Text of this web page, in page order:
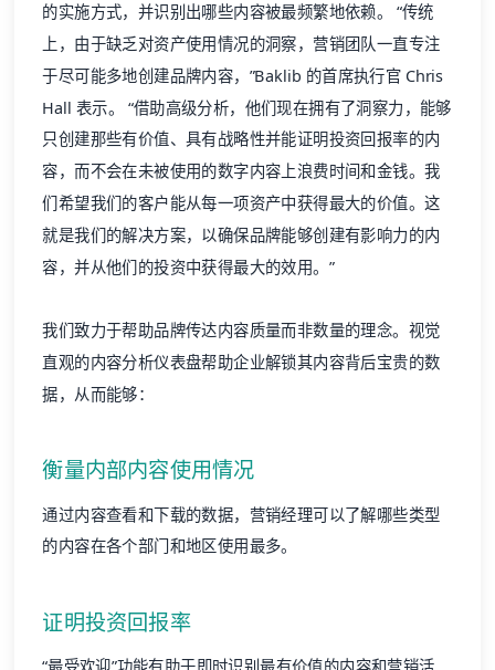
的实施方式，并识别出哪些内容被最频繁地依赖。 “传统
上，由于缺乏对资产使用情况的洞察，营销团队一直专注
于尽可能多地创建品牌内容，”Baklib 的首席执行官 Chris
Hall 表示。 “借助高级分析，他们现在拥有了洞察力，能够
只创建那些有价值、具有战略性并能证明投资回报率的内
容，而不会在未被使用的数字内容上浪费时间和金钱。我
们希望我们的客户能从每一项资产中获得最大的价值。这
就是我们的解决方案，以确保品牌能够创建有影响力的内
容，并从他们的投资中获得最大的效用。”
我们致力于帮助品牌传达内容质量而非数量的理念。视觉
直观的内容分析仪表盘帮助企业解锁其内容背后宝贵的数
据，从而能够：
衡量内部内容使用情况
通过内容查看和下载的数据，营销经理可以了解哪些类型
的内容在各个部门和地区使用最多。
证明投资回报率